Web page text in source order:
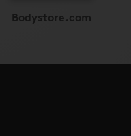
Bodystore.com